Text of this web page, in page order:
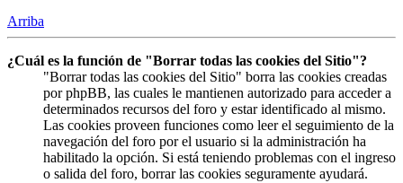
Arriba
¿Cuál es la función de "Borrar todas las cookies del Sitio"?
"Borrar todas las cookies del Sitio" borra las cookies creadas
por phpBB, las cuales le mantienen autorizado para acceder a
determinados recursos del foro y estar identificado al mismo.
Las cookies proveen funciones como leer el seguimiento de la
navegación del foro por el usuario si la administración ha
habilitado la opción. Si está teniendo problemas con el ingreso
o salida del foro, borrar las cookies seguramente ayudará.